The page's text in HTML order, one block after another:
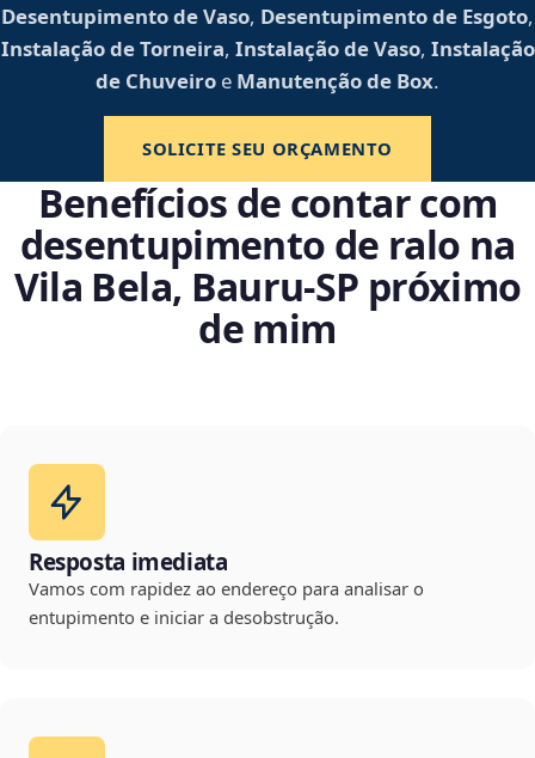
Desentupimento de Vaso, Desentupimento de Esgoto,
Instalação de Torneira, Instalação de Vaso, Instalação
de Chuveiro e Manutenção de Box.
SOLICITE SEU ORÇAMENTO
Benefícios de contar com
desentupimento de ralo na
Vila Bela, Bauru‑SP próximo
de mim
Resposta imediata
Vamos com rapidez ao endereço para analisar o
entupimento e iniciar a desobstrução.